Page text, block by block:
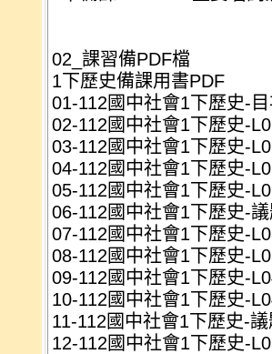
02_課習備PDF檔
1下歷史備課用書PDF
01-112國中社會1下歷史-
02-112國中社會1下歷史-
03-112國中社會1下歷史-
04-112國中社會1下歷史-
05-112國中社會1下歷史-
06-112國中社會1下歷史-
07-112國中社會1下歷史-
08-112國中社會1下歷史-
09-112國中社會1下歷史-
10-112國中社會1下歷史-
11-112國中社會1下歷史-
12-112國中社會1下歷史-